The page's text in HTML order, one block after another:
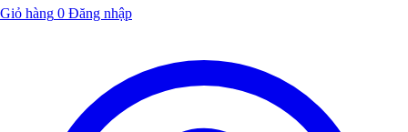
Giỏ hàng 0 Đăng nhập